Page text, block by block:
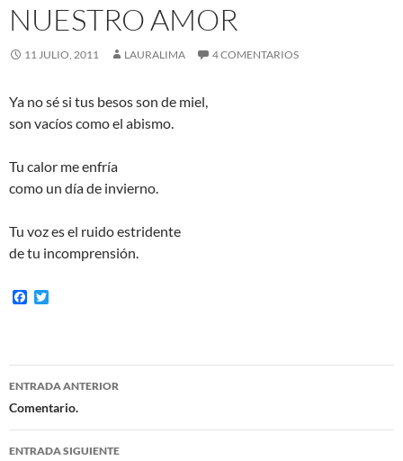
NUESTRO AMOR
11 JULIO, 2011 LAURALIMA 4 COMENTARIOS
Ya no sé si tus besos son de miel,
son vacíos como el abismo.
Tu calor me enfría
como un día de invierno.
Tu voz es el ruido estridente
de tu incomprensión.
F
o
o
e
r
Navegación
de
entradas
ENTRADA ANTERIOR
Comentario.
ENTRADA SIGUIENTE